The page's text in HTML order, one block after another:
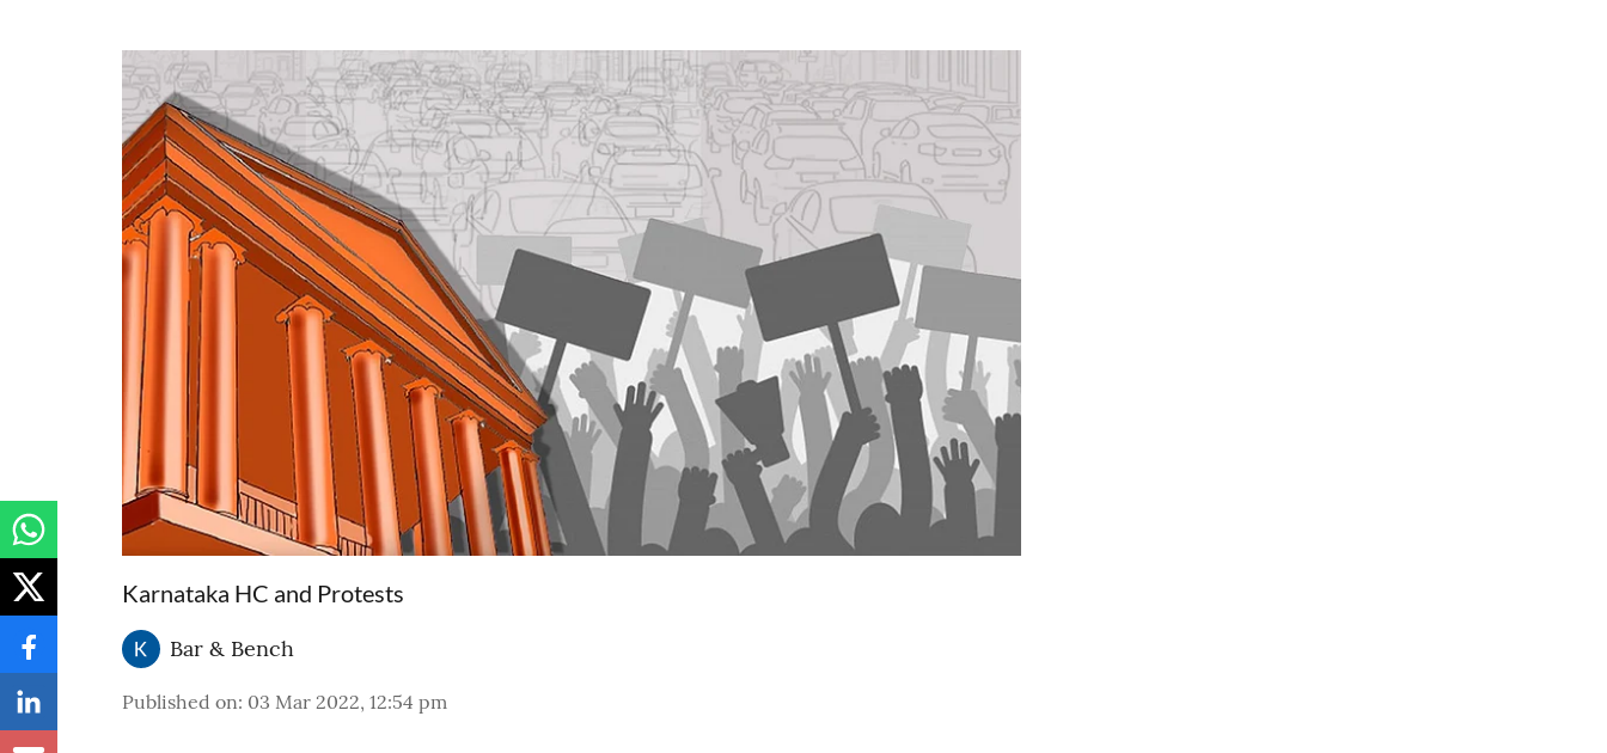
Karnataka HC and Protests
Bar & Bench
Published on: 03 Mar 2022, 12:54 pm